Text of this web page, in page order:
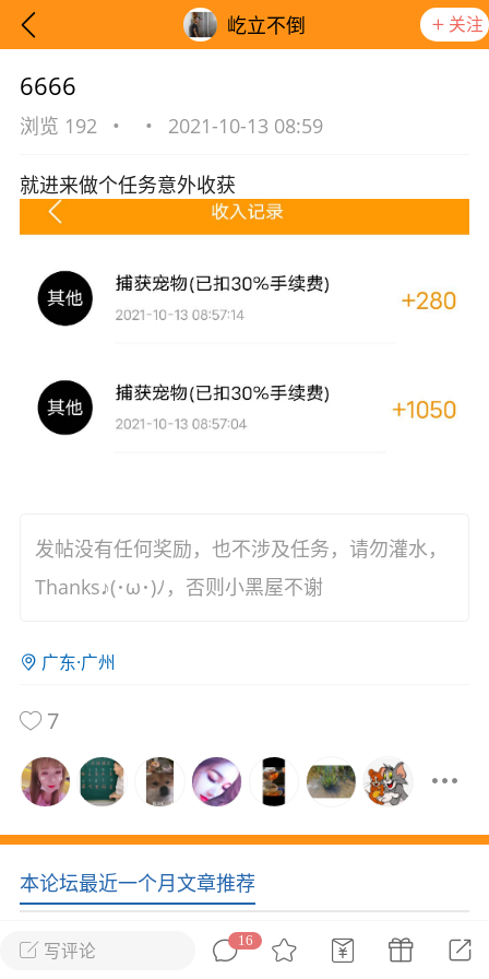
屹立不倒 关注
提示 想要更快入门社区，请阅读【新手宝典】
新手宝典
社区入门必看指南
0.1折手游
大千世界
每分钟在线0，今日新注册 0，孵蛋1 ，总用户数 1947597
03-06 11:18 广东·深圳 官方社区活动
金大奖、实物奖励，各种福利拿到手软！
写评论 16
6666
浏览 192 • • 2021-10-13 08:59
就进来做个任务意外收获
发帖没有任何奖励，也不涉及任务，请勿灌水，
Thanks♪(･ω･)ﾉ，否则小黑屋不谢
广东·广州
7
本论坛最近一个月文章推荐